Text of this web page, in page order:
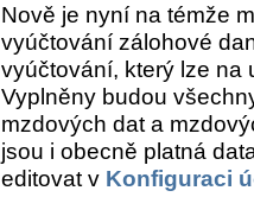
Nově je nyní na témže
vyúčtování zálohové
vyúčtování, který lze na
Vyplněny budou
mzdových dat a
jsou i obecně platná
editovat v Konfiguraci